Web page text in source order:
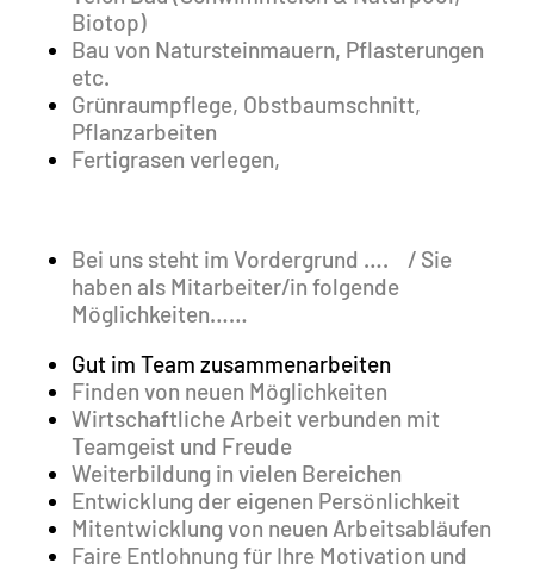
Biotop)
Bau von Natursteinmauern, Pflasterungen
etc.
Grünraumpflege, Obstbaumschnitt,
Pflanzarbeiten
Fertigrasen verlegen,
Bei uns steht im Vordergrund …. / Sie
haben als Mitarbeiter/in folgende
Möglichkeiten……
Gut im Team zusammenarbeiten
Finden von neuen Möglichkeiten
Wirtschaftliche Arbeit verbunden mit
Teamgeist und Freude
Weiterbildung in vielen Bereichen
Entwicklung der eigenen Persönlichkeit
Mitentwicklung von neuen Arbeitsabläufen
Faire Entlohnung für Ihre Motivation und